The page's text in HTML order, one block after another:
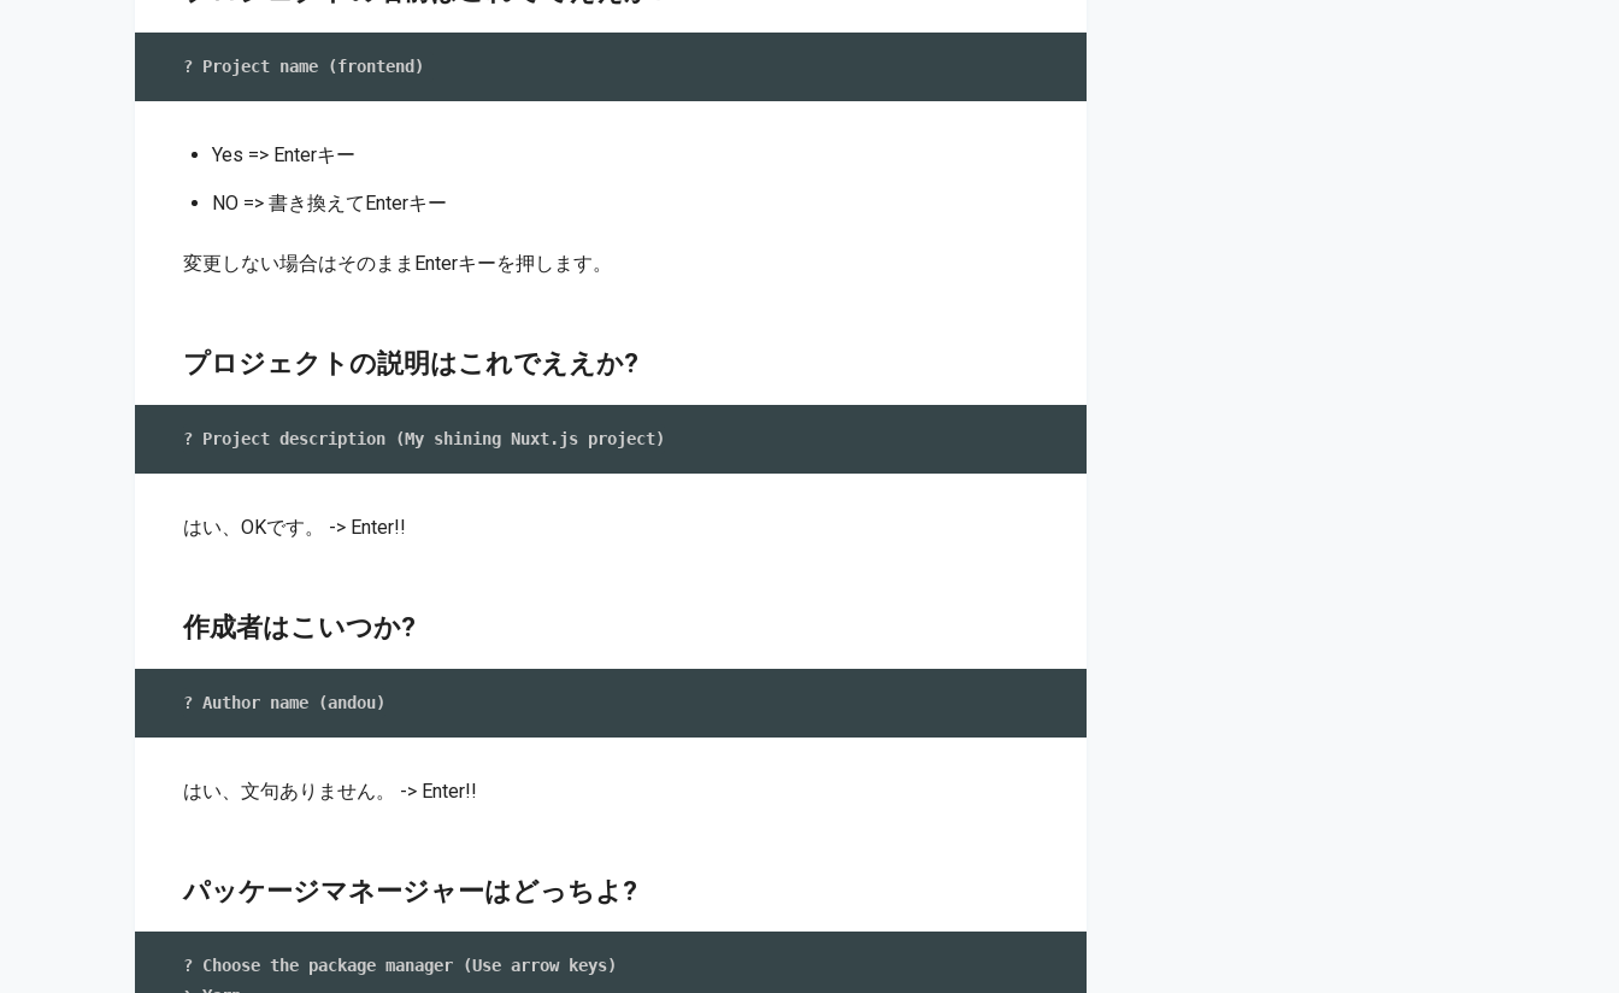
Yes => Enterキー
NO => 書き換えてEnterキー
変更しない場合はそのままEnterキーを押します。
プロジェクトの説明はこれでええか?
はい、OKです。 -> Enter!!
作成者はこいつか?
はい、文句ありません。 -> Enter!!
パッケージマネージャーはどっちよ?
? Choose the package manager (Use arrow keys)